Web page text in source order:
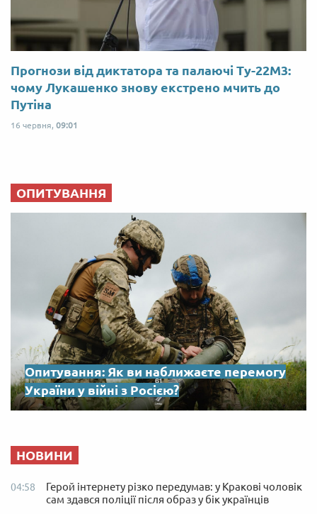
Прогнози від диктатора та палаючі Ту-22М3:
чому Лукашенко знову екстрено мчить до
Путіна
16 червня, 09:01
ОПИТУВАННЯ
Опитування: Як ви наближаєте перемогу
України у війні з Росією?
НОВИНИ
04:58
Герой інтернету різко передумав: у Кракові чоловік
сам здався поліції після образ у бік українців